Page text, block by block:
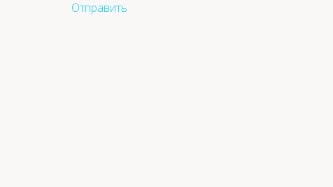
Отправить